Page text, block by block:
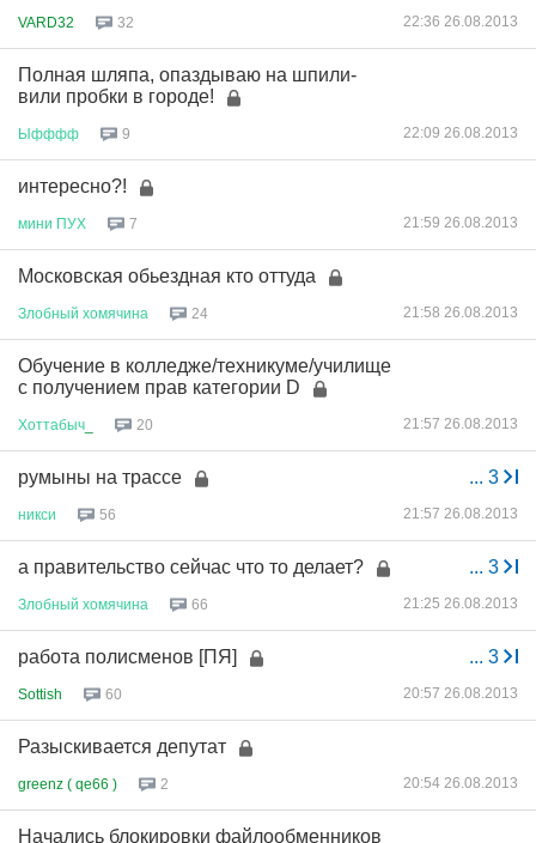
VARD32 32 22:36 26.08.2013
Полная шляпа, опаздываю на шпили-
вили пробки в городе!
Ыфффф 9 22:09 26.08.2013
интересно?!
мини ПУХ 7 21:59 26.08.2013
Московская обьездная кто оттуда
Злобный хомячина 24 21:58 26.08.2013
Обучение в колледже/техникуме/училище
с получением прав категории D
Хоттабыч 20 21:57 26.08.2013
... 3
румыны на трассе
никси 56 21:57 26.08.2013
... 3
а правительство сейчас что то делает?
Злобный хомячина 66 21:25 26.08.2013
... 3
работа полисменов [ПЯ]
Sottish 60 20:57 26.08.2013
Разыскивается депутат
greenz ( qe66 ) 2 20:54 26.08.2013
Начались блокировки файлообменников